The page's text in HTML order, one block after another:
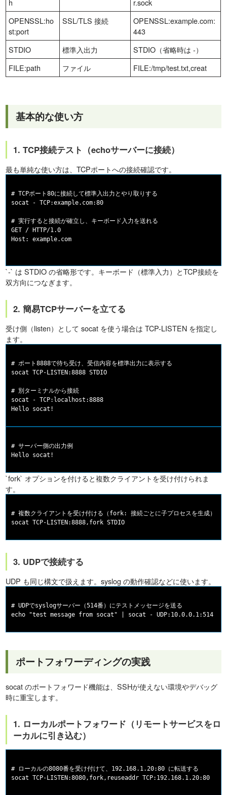
h
r.sock
OPENSSL:ho
st:port
SSL/TLS 接続
OPENSSL:example.com:
443
STDIO
標準入出力
STDIO（省略時は -）
FILE:path
ファイル FILE:/tmp/test.txt,creat
基本的な使い方
1. TCP接続テスト（echoサーバーに接続）
最も単純な使い方は、TCPポートへの接続確認です。
# TCPポート80に接続して標準入出力とやり取りする
socat - TCP:example.com:80
# 実行すると接続が確立し、キーボード入力を送れる
GET / HTTP/1.0
Host: example.com
`-` は STDIO の省略形です。キーボード（標準入力）とTCP接続を
双方向につなぎます。
2. 簡易TCPサーバーを立てる
受け側（listen）として socat を使う場合は TCP-LISTEN を指定し
ます。
# ポート8888で待ち受け、受信内容を標準出力に表示する
socat TCP-LISTEN:8888 STDIO
# 別ターミナルから接続
socat - TCP:localhost:8888
# サーバー側の出力例
`fork` オプションを付けると複数クライアントを受け付けられま
す。
# 複数クライアントを受け付ける（fork: 接続ごとに子プロセスを生成）
3. UDPで接続する
UDP も同じ構文で扱えます。syslog の動作確認などに使います。
# UDPでsyslogサーバー（514番）にテストメッセージを送る
ポートフォワーディングの実践
socat のポートフォワード機能は、SSHが使えない環境やデバッグ
時に重宝します。
1. ローカルポートフォワード（リモートサービスをロ
ーカルに引き込む）
# ローカルの8080番を受け付けて、192.168.1.20:80 に転送する